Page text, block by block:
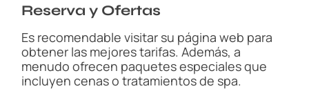
Reserva y Ofertas
Es recomendable visitar su página web para
obtener las mejores tarifas. Además, a
menudo ofrecen paquetes especiales que
incluyen cenas o tratamientos de spa.